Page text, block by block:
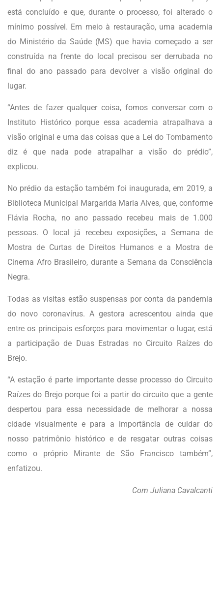
está concluído e que, durante o processo, foi alterado o
mínimo possível. Em meio à restauração, uma academia
do Ministério da Saúde (MS) que havia começado a ser
construída na frente do local precisou ser derrubada no
final do ano passado para devolver a visão original do
lugar.
“Antes de fazer qualquer coisa, fomos conversar com o
Instituto Histórico porque essa academia atrapalhava a
visão original e uma das coisas que a Lei do Tombamento
diz é que nada pode atrapalhar a visão do prédio”,
explicou.
No prédio da estação também foi inaugurada, em 2019, a
Biblioteca Municipal Margarida Maria Alves, que, conforme
Flávia Rocha, no ano passado recebeu mais de 1.000
pessoas. O local já recebeu exposições, a Semana de
Mostra de Curtas de Direitos Humanos e a Mostra de
Cinema Afro Brasileiro, durante a Semana da Consciência
Negra.
Todas as visitas estão suspensas por conta da pandemia
do novo coronavírus. A gestora acrescentou ainda que
entre os principais esforços para movimentar o lugar, está
a participação de Duas Estradas no Circuito Raízes do
Brejo.
“A estação é parte importante desse processo do Circuito
Raízes do Brejo porque foi a partir do circuito que a gente
despertou para essa necessidade de melhorar a nossa
cidade visualmente e para a importância de cuidar do
nosso patrimônio histórico e de resgatar outras coisas
como o próprio Mirante de São Francisco também”,
enfatizou.
Com Juliana Cavalcanti